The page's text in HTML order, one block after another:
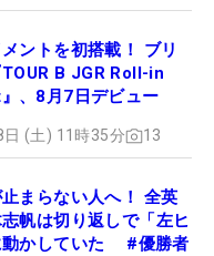
ントを初搭載！ ブリ
B JGR Roll-in
、8月7日デビュー
(土) 11時35分 13
まらない人へ！ 全英
帆は切り返しで「左ヒ
動かしていた #優勝者